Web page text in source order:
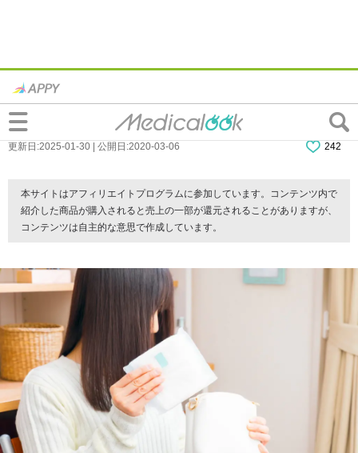
茶色い不正出血の8つの原因。生理やストレ
スとの関係は？受診目安も
更新日:2025-01-30 | 公開日:2020-03-06 242
本サイトはアフィリエイトプログラムに参加しています。コンテンツ内で
紹介した商品が購入されると売上の一部が還元されることがありますが、
コンテンツは自主的な意思で作成しています。